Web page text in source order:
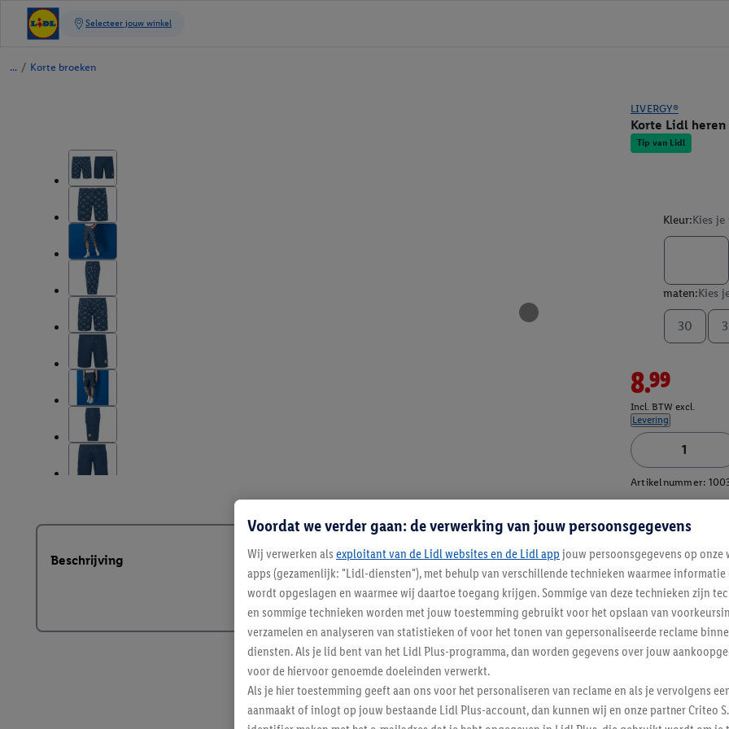
/ Korte broeken
LIVERGY®
Korte Lidl heren
Tip van Lidl
Kleur:Kies
maten:Kies
30
8.99
Incl. BTW excl.
Levering
Artikelnummer:
Beschrijving
Voordat we verder gaan: de verwerking van jouw persoonsgegevens
Wij verwerken als exploitant van de Lidl websites en de Lidl app jouw persoonsgegevens op onze
apps (gezamenlijk: "Lidl-diensten"), met behulp van verschillende technieken waarmee
wordt opgeslagen en waarmee wij daartoe toegang krijgen. Sommige van deze technieken zijn
en sommige technieken worden met jouw toestemming gebruikt voor het opslaan van
verzamelen en analyseren van statistieken of voor het tonen van gepersonaliseerde reclame
diensten. Als je lid bent van het Lidl Plus-programma, dan worden gegevens over jouw
voor de hiervoor genoemde doeleinden verwerkt.
Als je hier toestemming geeft aan ons voor het personaliseren van reclame en als je vervolgens
aanmaakt of inlogt op jouw bestaande Lidl Plus-account, dan kunnen wij en onze partner Criteo